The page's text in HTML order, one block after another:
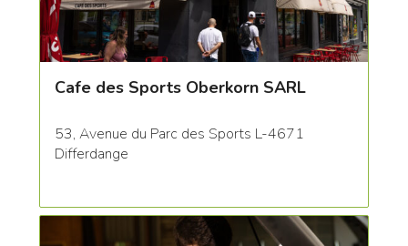
Cafe des Sports Oberkorn SARL
53, Avenue du Parc des Sports L-4671
Differdange